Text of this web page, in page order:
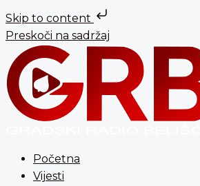
Skip to content
Preskoči na sadržaj
Početna
Vijesti